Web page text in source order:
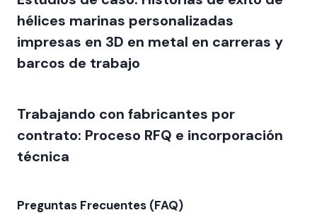
hélices marinas personalizadas
impresas en 3D en metal en carreras y
barcos de trabajo
Trabajando con fabricantes por
contrato: Proceso RFQ e incorporación
técnica
Preguntas Frecuentes (FAQ)